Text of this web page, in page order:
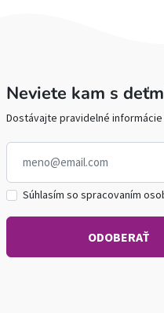
Neviete kam s
Dostávajte pravidelné
Súhlasím so spracovaním